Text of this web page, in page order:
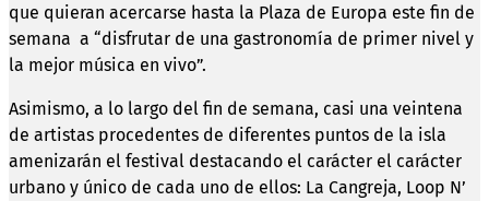
que quieran acercarse hasta la Plaza de Europa este fin de
semana a “disfrutar de una gastronomía de primer nivel y
la mejor música en vivo”.
Asimismo, a lo largo del fin de semana, casi una veintena
de artistas procedentes de diferentes puntos de la isla
amenizarán el festival destacando el carácter el carácter
urbano y único de cada uno de ellos: La Cangreja, Loop N’